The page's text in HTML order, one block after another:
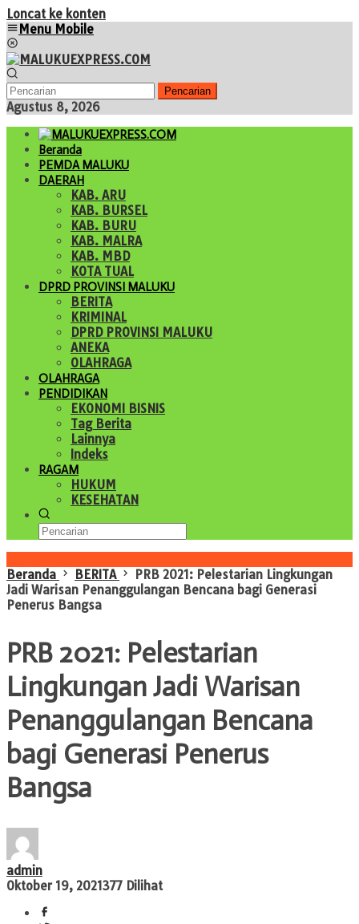
Loncat ke konten
Menu Mobile
Pencarian
Agustus 8, 2026
Beranda
PEMDA MALUKU
DAERAH
KAB. ARU
KAB. BURSEL
KAB. BURU
KAB. MALRA
KAB. MBD
KOTA TUAL
DPRD PROVINSI MALUKU
BERITA
KRIMINAL
DPRD PROVINSI MALUKU
ANEKA
OLAHRAGA
OLAHRAGA
PENDIDIKAN
EKONOMI BISNIS
Tag Berita
Lainnya
Indeks
RAGAM
HUKUM
KESEHATAN
Beranda
BERITA
PRB 2021: Pelestarian Lingkungan
Jadi Warisan Penanggulangan Bencana bagi Generasi
Penerus Bangsa
PRB 2021: Pelestarian
Lingkungan Jadi Warisan
Penanggulangan Bencana
bagi Generasi Penerus
Bangsa
admin
Oktober 19, 2021377 Dilihat